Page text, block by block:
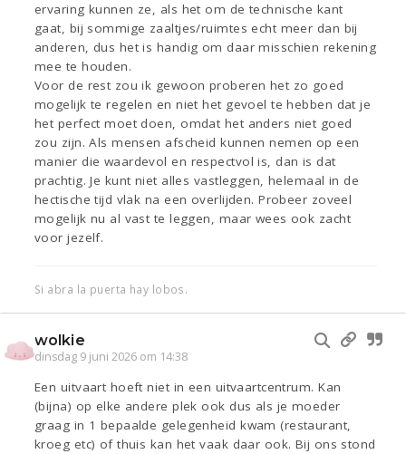
ervaring kunnen ze, als het om de technische kant
gaat, bij sommige zaaltjes/ruimtes echt meer dan bij
anderen, dus het is handig om daar misschien rekening
mee te houden.
Voor de rest zou ik gewoon proberen het zo goed
mogelijk te regelen en niet het gevoel te hebben dat je
het perfect moet doen, omdat het anders niet goed
zou zijn. Als mensen afscheid kunnen nemen op een
manier die waardevol en respectvol is, dan is dat
prachtig. Je kunt niet alles vastleggen, helemaal in de
hectische tijd vlak na een overlijden. Probeer zoveel
mogelijk nu al vast te leggen, maar wees ook zacht
voor jezelf.
Si abra la puerta hay lobos.
wolkie
dinsdag 9 juni 2026 om 14:38
Een uitvaart hoeft niet in een uitvaartcentrum. Kan
(bijna) op elke andere plek ook dus als je moeder
graag in 1 bepaalde gelegenheid kwam (restaurant,
kroeg etc) of thuis kan het vaak daar ook. Bij ons stond